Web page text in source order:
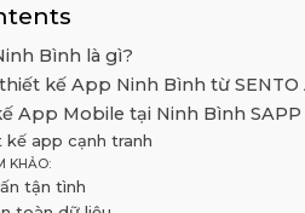
Bình là gì?
kế App Ninh Bình từ SENTO
App Mobile tại Ninh Bình
kế app cạnh tranh
KHẢO:
tận tình